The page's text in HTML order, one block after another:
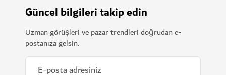
Güncel bilgileri takip edin
Uzman görüşleri ve pazar trendleri doğrudan e-
postanıza gelsin.